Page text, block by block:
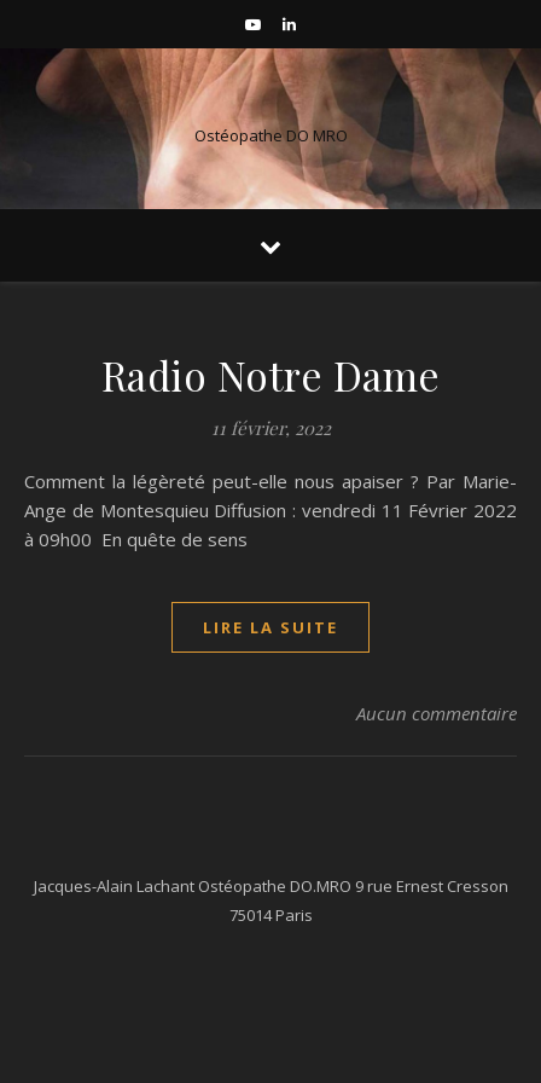
Ostéopathe DO MRO
Radio Notre Dame
11 février, 2022
Comment la légèreté peut-elle nous apaiser ? Par Marie-
Ange de Montesquieu Diffusion : vendredi 11 Février 2022
à 09h00 En quête de sens
LIRE LA SUITE
Aucun commentaire
Jacques-Alain Lachant Ostéopathe DO.MRO 9 rue Ernest Cresson
75014 Paris